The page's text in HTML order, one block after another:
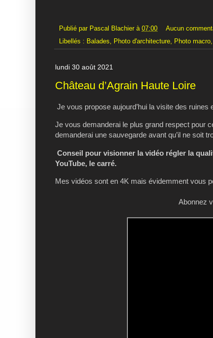
Publié par Pascal Blachier à 07:00
Aucun
Libellés : Balades, Photo d'architecture, Photo macro,
lundi 30 août 2021
Château d’Agrain Haute Loire
Je vous propose aujourd’hui la visite des ruines
Je vous demanderai le plus grand respect pour
demanderai une sauvegarde avant qu’il ne soit
Conseil pour visionner la vidéo régler la
YouTube, le carré.
Mes vidéos sont en 4K mais évidemment vous
Abonnez